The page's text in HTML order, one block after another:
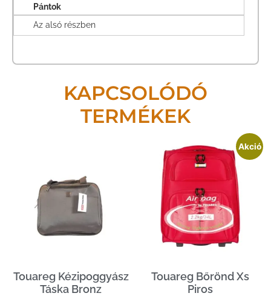
Pántok
Az alsó részben
KAPCSOLÓDÓ
TERMÉKEK
Touareg Kézipoggyász
Táska Bronz
Akció
Touareg Bőrönd Xs
Piros